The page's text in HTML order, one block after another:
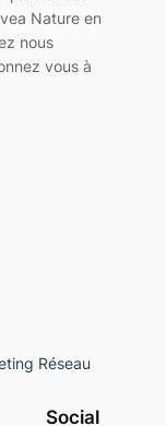
Nature en
nous
vous à
Réseau
Social